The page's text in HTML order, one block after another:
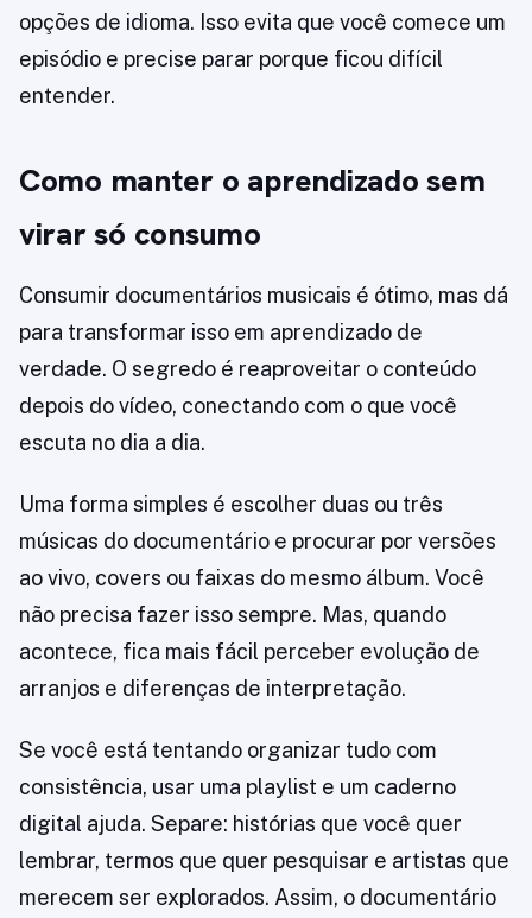
opções de idioma. Isso evita que você comece um
episódio e precise parar porque ficou difícil
entender.
Como manter o aprendizado sem
virar só consumo
Consumir documentários musicais é ótimo, mas dá
para transformar isso em aprendizado de
verdade. O segredo é reaproveitar o conteúdo
depois do vídeo, conectando com o que você
escuta no dia a dia.
Uma forma simples é escolher duas ou três
músicas do documentário e procurar por versões
ao vivo, covers ou faixas do mesmo álbum. Você
não precisa fazer isso sempre. Mas, quando
acontece, fica mais fácil perceber evolução de
arranjos e diferenças de interpretação.
Se você está tentando organizar tudo com
consistência, usar uma playlist e um caderno
digital ajuda. Separe: histórias que você quer
lembrar, termos que quer pesquisar e artistas que
merecem ser explorados. Assim, o documentário